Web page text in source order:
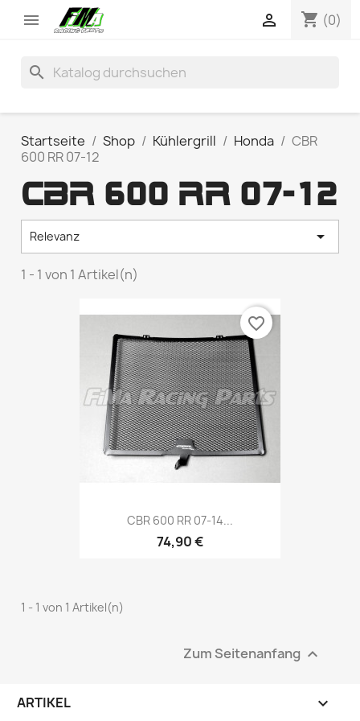
 shopping_cart (0)

search
Startseite Shop Kühlergrill Honda
CBR
600 RR 07-12
CBR 600 RR 07-12
Relevanz 
1 - 1 von 1 Artikel(n)
CBR 600 RR 07-14...
74,90 €
favorite_border
1 - 1 von 1 Artikel(n)
Zum Seitenanfang 
ARTIKEL 